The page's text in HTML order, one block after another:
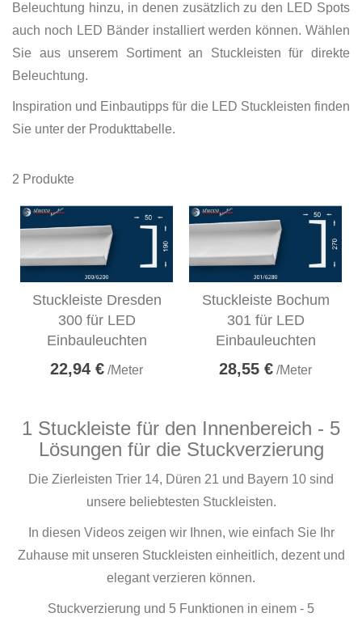
Beleuchtung hinzu, in denen zusätzlich zu den LED Spots
auch noch LED Bänder installiert werden können. Wählen
Sie aus unserem Sortiment an Stuckleisten für direkte
Beleuchtung.
Inspiration und Einbautipps für die LED Stuckleisten finden
Sie unter der Produkttabelle.
2 Produkte
Stuckleiste Dresden
300 für LED
Einbauleuchten
22,94 € /Meter
Stuckleiste Bochum
301 für LED
Einbauleuchten
28,55 € /Meter
1 Stuckleiste für den Innenbereich - 5
Lösungen für die Stuckverzierung
Die Zierleisten Trier 14, Düren 21 und Bayern 10 sind
unsere beliebtesten Stuckleisten.
In diesen Videos zeigen wir Ihnen, wie einfach Sie Ihr
Zuhause mit unseren Stuckleisten einheitlich, dezent und
elegant verzieren können.
Stuckverzierung und 5 Funktionen in einem - 5